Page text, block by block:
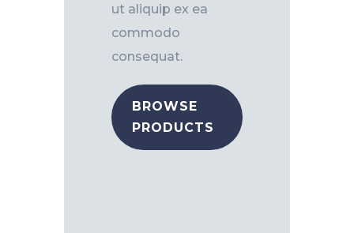
ut aliquip ex ea
commodo
consequat.
BROWSE
PRODUCTS